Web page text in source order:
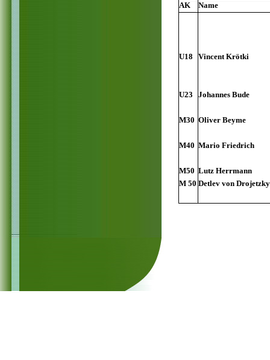
AK Name
U18 Vincent Krötki
U23 Johannes Bude
M30 Oliver Beyme
M40 Mario Friedrich
M50 Lutz Herrmann
M 50 Detlev von Drojetzky